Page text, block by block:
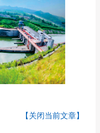
【关闭当前文章】